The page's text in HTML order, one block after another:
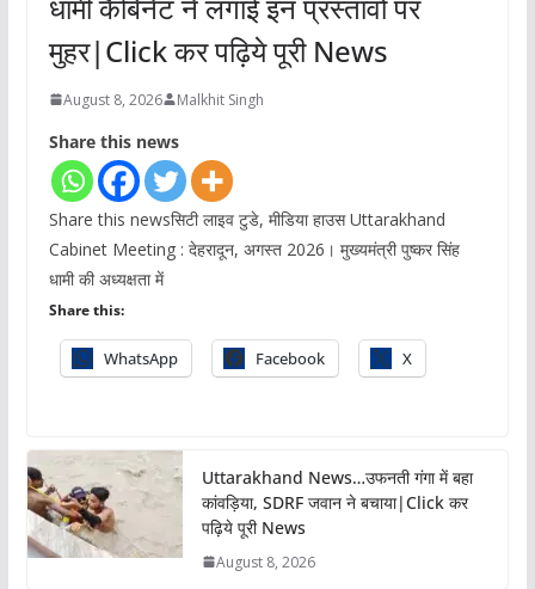
मुहर|Click कर पढ़िये पूरी News
August 8, 2026 Malkhit Singh
Share this news
Share this newsसिटी लाइव टुडे, मीडिया हाउस Uttarakhand
Cabinet Meeting : देहरादून, अगस्त 2026। मुख्यमंत्री पुष्कर सिंह
धामी की अध्यक्षता में
Share this:
WhatsApp Facebook X
Uttarakhand News…उफनती गंगा में बहा
कांवड़िया, SDRF जवान ने बचाया|Click कर
पढ़िये पूरी News
August 8, 2026